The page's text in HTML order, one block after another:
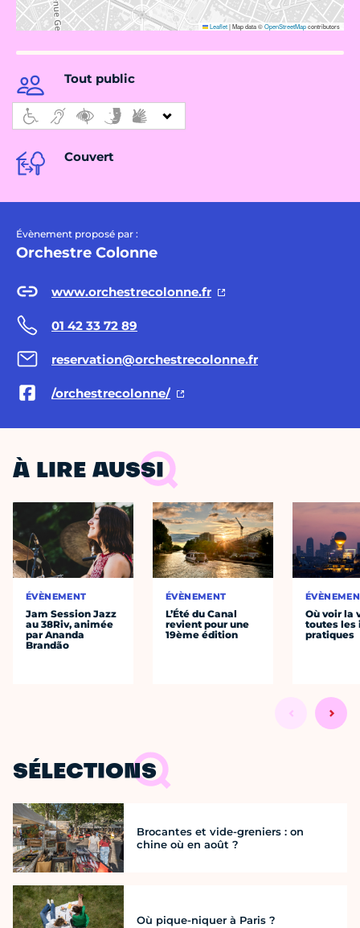
Leaflet|Map data ©OpenStreetMapcontributors
Tout public
Couvert
Évènement proposé par :
Orchestre Colonne
www.orchestrecolonne.fr
01 42 33 72 89
reservation@orchestrecolonne.fr
/orchestrecolonne/
À LIRE AUSSI
ÉVÈNEMENT
Jam Session Jazz
au 38Riv, animée
par Ananda
Brandão
ÉVÈNEMENT
L’Été du Canal
revient pour une
19ème édition
Où voir la
toutes les
pratiques
SÉLECTIONS
Brocantes et vide-greniers : on
chine où en août ?
Où pique-niquer à Paris ?